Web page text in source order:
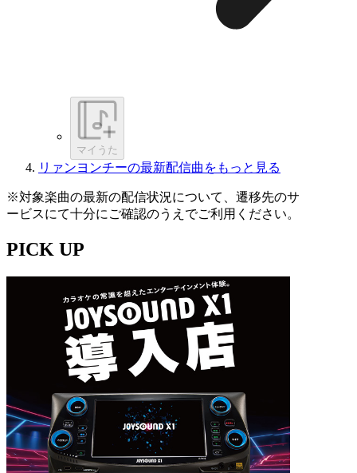
マイうた
リァンヨンチーの最新配信曲をもっと見る
※対象楽曲の最新の配信状況について、遷移先のサ
ービスにて十分にご確認のうえでご利用ください。
PICK UP